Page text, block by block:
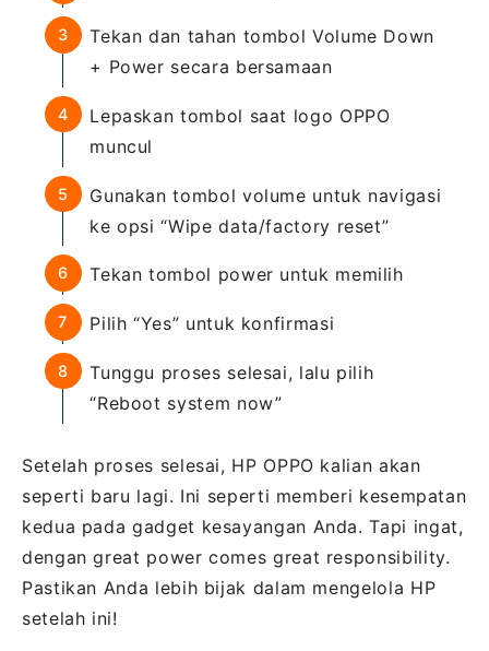
Tekan dan tahan tombol Volume Down
+ Power secara bersamaan
Lepaskan tombol saat logo OPPO
muncul
Gunakan tombol volume untuk navigasi
ke opsi “Wipe data/factory reset”
Tekan tombol power untuk memilih
Pilih “Yes” untuk konfirmasi
Tunggu proses selesai, lalu pilih
“Reboot system now”
Setelah proses selesai, HP OPPO kalian akan
seperti baru lagi. Ini seperti memberi kesempatan
kedua pada gadget kesayangan Anda. Tapi ingat,
dengan great power comes great responsibility.
Pastikan Anda lebih bijak dalam mengelola HP
setelah ini!